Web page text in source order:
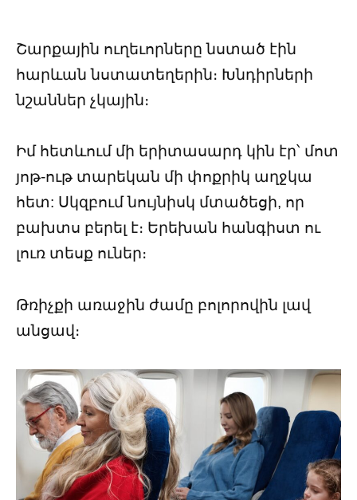
Շարքային ուղեւորները նստած էին
հարևան նստատեղերին։ Խնդիրների
նշաններ չկային։
Իմ հետևում մի երիտասարդ կին էր՝ մոտ
յոթ-ութ տարեկան մի փոքրիկ աղջկա
հետ: Սկզբում նույնիսկ մտածեցի, որ
բախտս բերել է։ Երեխան հանգիստ ու
լուռ տեսք ուներ։
Թռիչքի առաջին ժամը բոլորովին լավ
անցավ։